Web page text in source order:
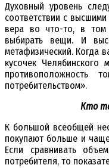
Духовный уровень
соответствии с
вера во что-то, в
выбирать вещи. И
метафизический. Когда
кусочек Челябинского
противоположность
потребительством».
Кто
К большой всеобщей
покупают больше и
Если сравнивать
потребителя, то